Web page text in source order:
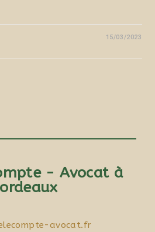
15/03/2023
- Avocat à
avocat.fr